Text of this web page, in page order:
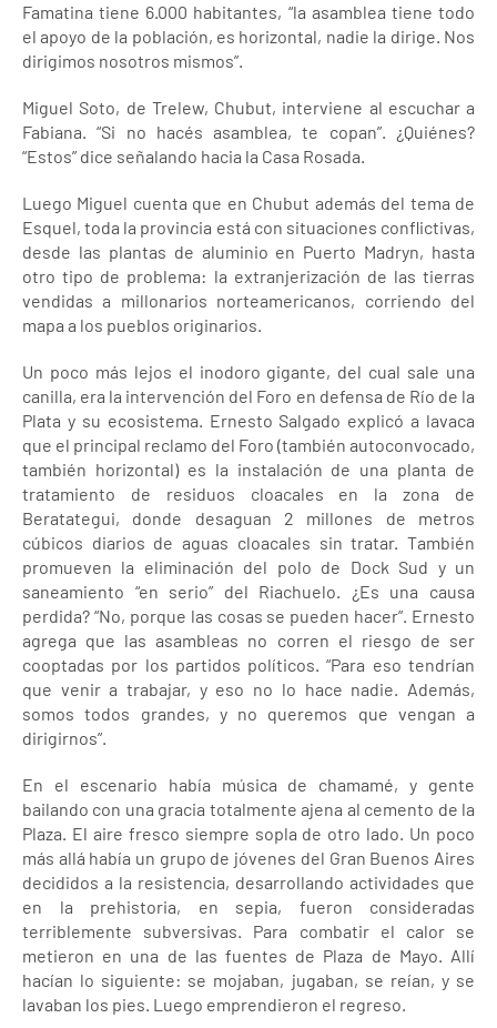
Famatina tiene 6.000 habitantes, “la asamblea tiene todo
el apoyo de la población, es horizontal, nadie la dirige. Nos
dirigimos nosotros mismos”.
Miguel Soto, de Trelew, Chubut, interviene al escuchar a
Fabiana. “Si no hacés asamblea, te copan”. ¿Quiénes?
“Estos” dice señalando hacia la Casa Rosada.
Luego Miguel cuenta que en Chubut además del tema de
Esquel, toda la provincia está con situaciones conflictivas,
desde las plantas de aluminio en Puerto Madryn, hasta
otro tipo de problema: la extranjerización de las tierras
vendidas a millonarios norteamericanos, corriendo del
mapa a los pueblos originarios.
Un poco más lejos el inodoro gigante, del cual sale una
canilla, era la intervención del Foro en defensa de Río de la
Plata y su ecosistema. Ernesto Salgado explicó a lavaca
que el principal reclamo del Foro (también autoconvocado,
también horizontal) es la instalación de una planta de
tratamiento de residuos cloacales en la zona de
Beratategui, donde desaguan 2 millones de metros
cúbicos diarios de aguas cloacales sin tratar. También
promueven la eliminación del polo de Dock Sud y un
saneamiento “en serio” del Riachuelo. ¿Es una causa
perdida? “No, porque las cosas se pueden hacer”. Ernesto
agrega que las asambleas no corren el riesgo de ser
cooptadas por los partidos políticos. “Para eso tendrían
que venir a trabajar, y eso no lo hace nadie. Además,
somos todos grandes, y no queremos que vengan a
dirigirnos”.
En el escenario había música de chamamé, y gente
bailando con una gracia totalmente ajena al cemento de la
Plaza. El aire fresco siempre sopla de otro lado. Un poco
más allá había un grupo de jóvenes del Gran Buenos Aires
decididos a la resistencia, desarrollando actividades que
en la prehistoria, en sepia, fueron consideradas
terriblemente subversivas. Para combatir el calor se
metieron en una de las fuentes de Plaza de Mayo. Allí
hacían lo siguiente: se mojaban, jugaban, se reían, y se
lavaban los pies. Luego emprendieron el regreso.